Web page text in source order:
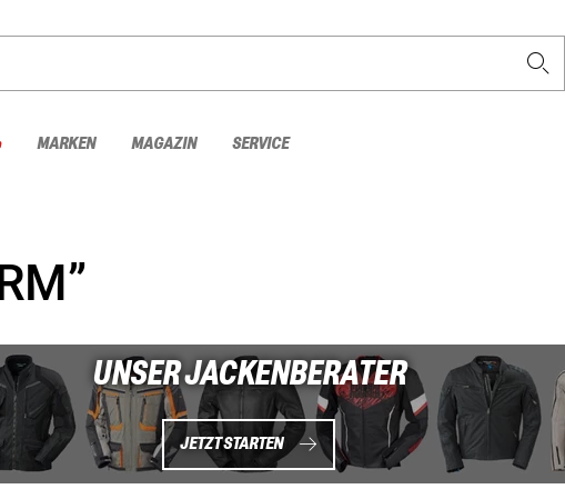
MARKEN MAGAZIN SERVICE
UNSER JACKENBERATER
JETZT STARTEN